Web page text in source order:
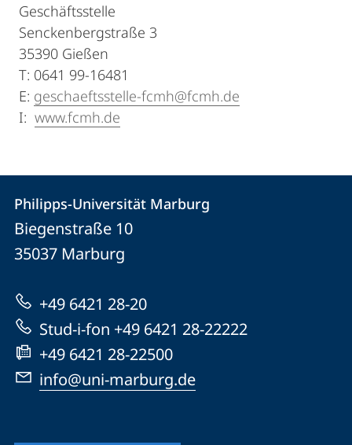
Geschäftsstelle
Senckenbergstraße 3
35390 Gießen
T: 0641 99-16481
E: geschaeftsstelle-fcmh@fcmh.de
I: www.fcmh.de
Kontakt
und
Informationen
zur
Website
Kontaktinformationen
Philipps-
Universität
Marburg
Philipps-Universität Marburg
Biegenstraße 10
35037 Marburg
+49 6421 28-20
Stud-i-fon +49 6421 28-22222
+49 6421 28-22500
info@uni-marburg.de